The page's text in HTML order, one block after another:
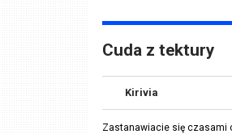
Cuda z tektury
Kirivia
Zastanawiacie się czasami